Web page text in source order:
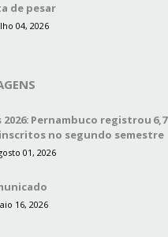
de pesar
04, 2026
2026: Pernambuco registrou 6,7
no segundo semestre
01, 2026
16, 2026